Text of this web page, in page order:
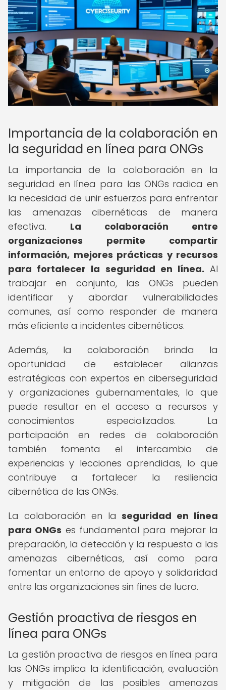
Importancia de la colaboración en
la seguridad en línea para ONGs
La importancia de la colaboración en la
seguridad en línea para las ONGs radica en
la necesidad de unir esfuerzos para enfrentar
las amenazas cibernéticas de manera
efectiva. La colaboración entre
organizaciones permite compartir
información, mejores prácticas y recursos
para fortalecer la seguridad en línea. Al
trabajar en conjunto, las ONGs pueden
identificar y abordar vulnerabilidades
comunes, así como responder de manera
más eficiente a incidentes cibernéticos.
Además, la colaboración brinda la
oportunidad de establecer alianzas
estratégicas con expertos en ciberseguridad
y organizaciones gubernamentales, lo que
puede resultar en el acceso a recursos y
conocimientos especializados. La
participación en redes de colaboración
también fomenta el intercambio de
experiencias y lecciones aprendidas, lo que
contribuye a fortalecer la resiliencia
cibernética de las ONGs.
La colaboración en laseguridad en línea
para ONGs es fundamental para mejorar la
preparación, la detección y la respuesta a las
amenazas cibernéticas, así como para
fomentar un entorno de apoyo y solidaridad
entre las organizaciones sin fines de lucro.
Gestión proactiva de riesgos en
línea para ONGs
La gestión proactiva de riesgos en línea para
las ONGs implica la identificación, evaluación
y mitigación de las posibles amenazas